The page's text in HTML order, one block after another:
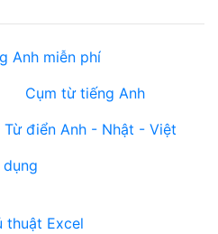
Anh miễn phí
Cụm từ tiếng Anh
Từ điển Anh - Nhật - Việt
thuật Excel